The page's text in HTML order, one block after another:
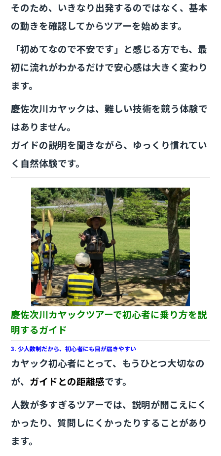
そのため、いきなり出発するのではなく、基本
の動きを確認してからツアーを始めます。
「初めてなので不安です」と感じる方でも、最
初に流れがわかるだけで安心感は大きく変わり
ます。
慶佐次川カヤックは、難しい技術を競う体験で
はありません。
ガイドの説明を聞きながら、ゆっくり慣れてい
く自然体験です。
慶佐次川カヤックツアーで初心者に乗り方を説
明するガイド
3. 少人数制だから、初心者にも目が届きやすい
カヤック初心者にとって、もうひとつ大切なの
が、 ガイドとの距離感です。
人数が多すぎるツアーでは、説明が聞こえにく
かったり、質問しにくかったりすることがあり
ます。